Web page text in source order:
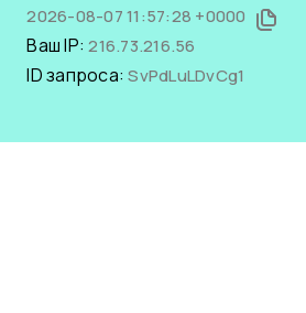
2026-08-07 11:57:28 +0000
Ваш IP:216.73.216.56
ID запроса:SvPdLuLDvCg1